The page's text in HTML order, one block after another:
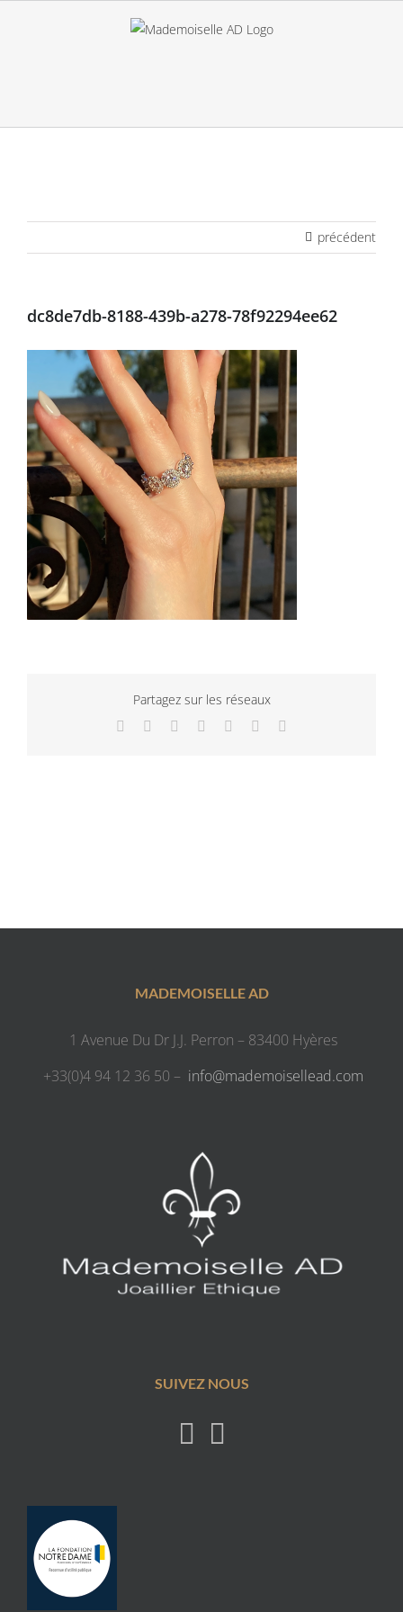
précédent
dc8de7db-8188-439b-a278-78f92294ee62
Partagez sur les réseaux
Facebook
TwitterLinkedInWhatsApp
TumblrPinterest
MADEMOISELLE AD
1 Avenue Du Dr J.J. Perron – 83400 Hyères
+33(0)4 94 12 36 50 – info@mademoisellead.com
SUIVEZ NOUS